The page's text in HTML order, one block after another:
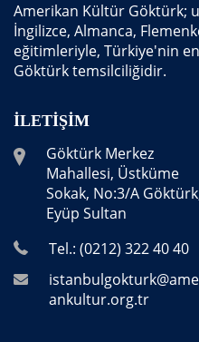
Amerikan Kültür Göktürk;
İngilizce, Almanca,
eğitimleriyle, Türkiye'nin
Göktürk temsilciliğidir.
İLETIŞIM
Göktürk Merkez
Mahallesi, Üstküme
Sokak, No:3/A
Eyüp Sultan
Tel.: (0212) 322 40 40
ankultur.org.tr